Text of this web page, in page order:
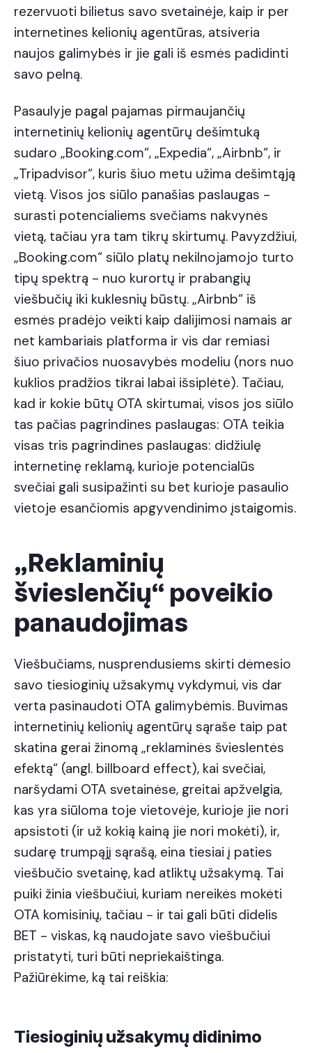
rezervuoti bilietus savo svetainėje, kaip ir per
internetines kelionių agentūras, atsiveria
naujos galimybės ir jie gali iš esmės padidinti
savo pelną.
Pasaulyje pagal pajamas pirmaujančių
internetinių kelionių agentūrų dešimtuką
sudaro „Booking.com“, „Expedia“, „Airbnb“, ir
„Tripadvisor“, kuris šiuo metu užima dešimtąją
vietą. Visos jos siūlo panašias paslaugas -
surasti potencialiems svečiams nakvynės
vietą, tačiau yra tam tikrų skirtumų. Pavyzdžiui,
„Booking.com“ siūlo platų nekilnojamojo turto
tipų spektrą - nuo kurortų ir prabangių
viešbučių iki kuklesnių būstų. „Airbnb“ iš
esmės pradėjo veikti kaip dalijimosi namais ar
net kambariais platforma ir vis dar remiasi
šiuo privačios nuosavybės modeliu (nors nuo
kuklios pradžios tikrai labai išsiplėtė). Tačiau,
kad ir kokie būtų OTA skirtumai, visos jos siūlo
tas pačias pagrindines paslaugas: OTA teikia
visas tris pagrindines paslaugas: didžiulę
internetinę reklamą, kurioje potencialūs
svečiai gali susipažinti su bet kurioje pasaulio
vietoje esančiomis apgyvendinimo įstaigomis.
„Reklaminių
švieslenčių“ poveikio
panaudojimas
Viešbučiams, nusprendusiems skirti dėmesio
savo tiesioginių užsakymų vykdymui, vis dar
verta pasinaudoti OTA galimybėmis. Buvimas
internetinių kelionių agentūrų sąraše taip pat
skatina gerai žinomą „reklaminės švieslentės
efektą“ (angl. billboard effect), kai svečiai,
naršydami OTA svetainėse, greitai apžvelgia,
kas yra siūloma toje vietovėje, kurioje jie nori
apsistoti (ir už kokią kainą jie nori mokėti), ir,
sudarę trumpąjį sąrašą, eina tiesiai į paties
viešbučio svetainę, kad atliktų užsakymą. Tai
puiki žinia viešbučiui, kuriam nereikės mokėti
OTA komisinių, tačiau - ir tai gali būti didelis
BET - viskas, ką naudojate savo viešbučiui
pristatyti, turi būti nepriekaištinga.
Pažiūrėkime, ką tai reiškia:
Tiesioginių užsakymų didinimo